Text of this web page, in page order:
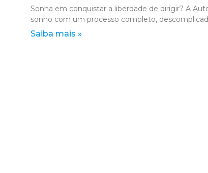
Sonha em conquistar a liberdade de dirigir? A
sonho com um processo completo,
Saiba mais »